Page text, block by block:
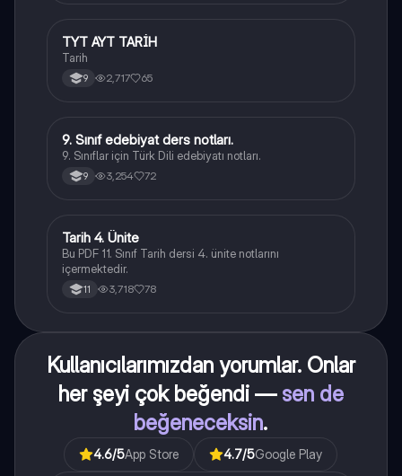
Tarih
TYT AYT TARİH
Tarih
9 2,717 65
Türk Dili ve Edebiyatı
9. Sınıf edebiyat ders notları.
9. Sınıflar için Türk Dili edebiyatı notları.
9 3,254 72
Tarih
Tarih 4. Ünite
Bu PDF 11. Sınıf Tarih dersi 4. ünite notlarını
içermektedir.
11 3,718 78
Kullanıcılarımızdan yorumlar. Onlar
her şeyi çok beğendi — sen de
beğeneceksin.
4.6/5App Store 4.7/5Google Play